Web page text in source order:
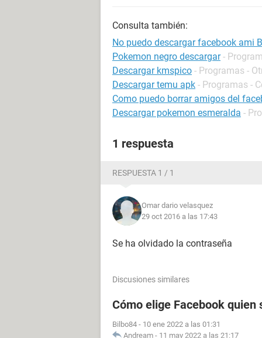
Consulta también:
No puedo descargar facebook ami
Pokemon negro descargar -
Descargar kmspico - Programas -
Descargar temu apk - Programas -
Como puedo borrar amigos del
Descargar pokemon esmeralda -
1 respuesta
RESPUESTA 1 / 1
Omar dario velasquez
29 oct 2016 a las 17:43
Se ha olvidado la contraseña
Discusiones similares
Cómo elige Facebook
Bilbo84 - 10 ene 2022 a las 01:31
Andream - 11 may 2022 a las 21:17